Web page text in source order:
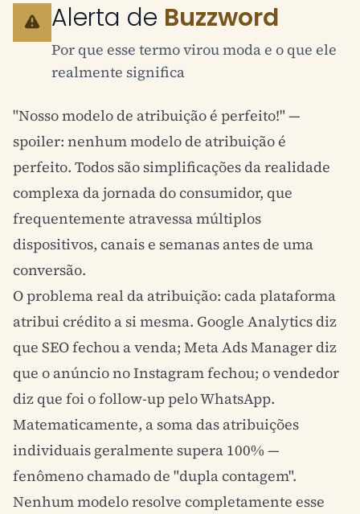
Alerta de Buzzword
Por que esse termo virou moda e o que ele
realmente significa
"Nosso modelo de atribuição é perfeito!" —
spoiler: nenhum modelo de atribuição é
perfeito. Todos são simplificações da realidade
complexa da jornada do consumidor, que
frequentemente atravessa múltiplos
dispositivos, canais e semanas antes de uma
conversão.
O problema real da atribuição: cada plataforma
atribui crédito a si mesma. Google Analytics diz
que SEOfechou a venda; Meta AdsManager diz
que o anúncio no Instagram fechou; o vendedor
diz que foi o follow-up pelo WhatsApp.
Matematicamente, a soma das atribuições
individuais geralmente supera 100% —
fenômeno chamado de "dupla contagem".
Nenhum modelo resolve completamente esse